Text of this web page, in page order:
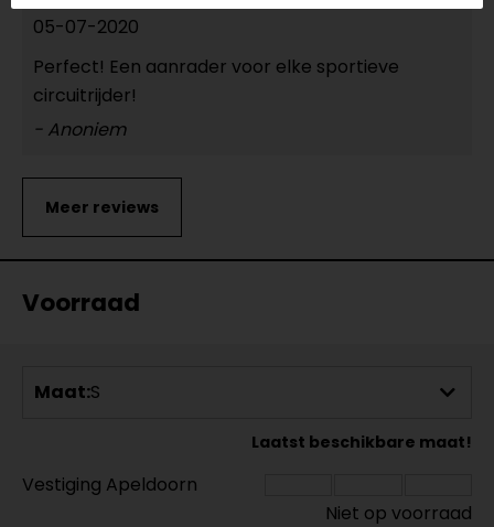
05-07-2020
Perfect! Een aanrader voor elke sportieve
circuitrijder!
- Anoniem
Voorraad
Maat:S
Laatst beschikbare maat!
Vestiging Apeldoorn
Niet op voorraad